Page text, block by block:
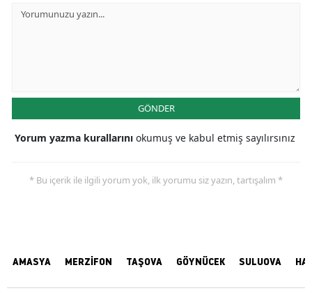
GÖNDER
Yorum yazma kurallarını okumuş ve kabul etmiş sayılırsınız
* Bu içerik ile ilgili yorum yok, ilk yorumu siz yazın, tartışalım *
AMASYA MERZİFON TAŞOVA GÖYNÜCEK SULUOVA